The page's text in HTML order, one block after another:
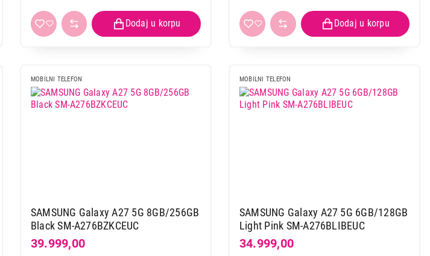
MOBILNI TELEFON
SAMSUNG Galaxy A27 5G 8GB/256GB
Black SM-A276BZKCEUC
39.999,00
MOBILNI TELEFON
SAMSUNG Galaxy A27 5G 6GB/128GB
Light Pink SM-A276BLIBEUC
34.999,00